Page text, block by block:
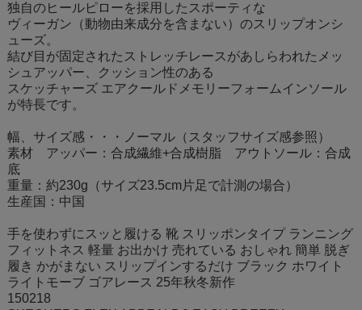
独自のヒールピローを採用したスポーティな
ヴィーガン（動物由来成分を含まない）のスリップオンシ
ューズ。
結び目が固定されたストレッチレースがあしらわれたメッ
シュアッパー、クッション性のある
スケッチャーズ エアクールドメモリーフォームインソール
が特長です。
幅、サイズ感・・・ノーマル（スタッフサイズ感参照）
素材 アッパー：合成繊維+合成樹脂 アウトソール：合成
底
重量：約230g（サイズ23.5cm片足で計測の場合）
生産国：中国
手を使わずにスッと履ける 靴 スリッポンタイプ ランニング
フィットネス 軽量 お出かけ 売れている おしゃれ 簡単 脱ぎ
履き かがまない スリップインするだけ ブラック ホワイト
ライトモーブ ゴアレース 25年秋冬新作
150218